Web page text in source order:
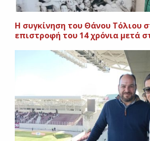
H συγκίνηση του Θάνου Τόλιου
επιστροφή του 14 χρόνια μετά